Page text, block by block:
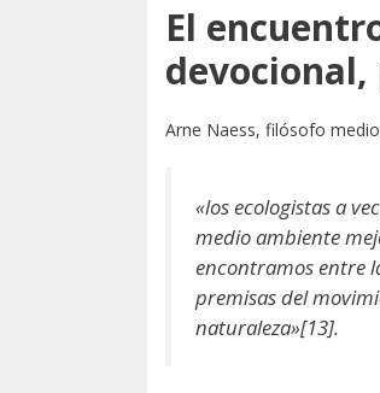
El
Arne Naess, filósofo
«los ecologistas a
medio ambiente
encontramos entre
premisas del
naturaleza»[13].